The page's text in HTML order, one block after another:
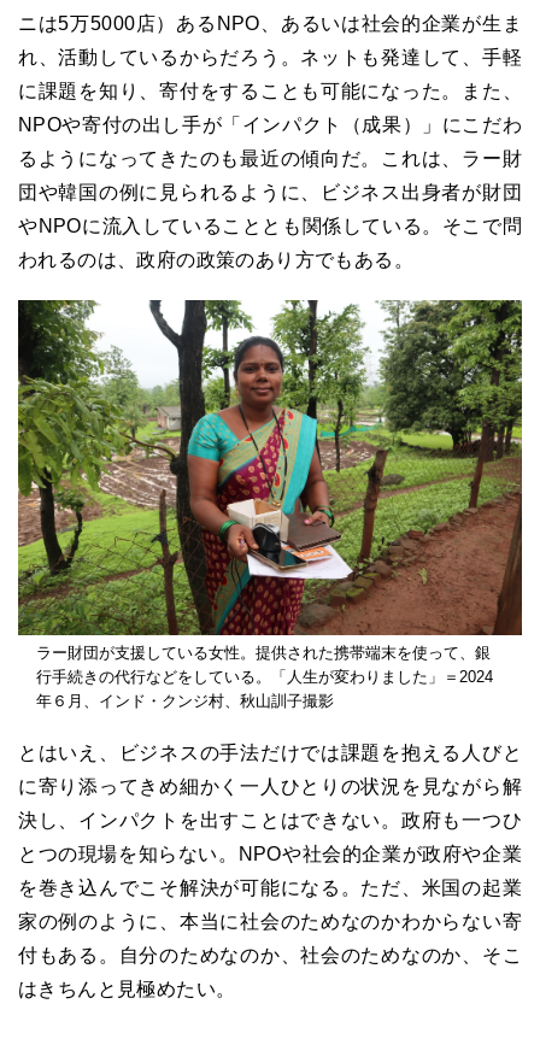
ニは5万5000店）あるNPO、あるいは社会的企業が生ま
れ、活動しているからだろう。ネットも発達して、手軽
に課題を知り、寄付をすることも可能になった。また、
NPOや寄付の出し手が「インパクト（成果）」にこだわ
るようになってきたのも最近の傾向だ。これは、ラー財
団や韓国の例に見られるように、ビジネス出身者が財団
やNPOに流入していることとも関係している。そこで問
われるのは、政府の政策のあり方でもある。
ラー財団が支援している女性。提供された携帯端末を使って、銀
行手続きの代行などをしている。「人生が変わりました」＝2024
年６月、インド・クンジ村、秋山訓子撮影
とはいえ、ビジネスの手法だけでは課題を抱える人びと
に寄り添ってきめ細かく一人ひとりの状況を見ながら解
決し、インパクトを出すことはできない。政府も一つひ
とつの現場を知らない。NPOや社会的企業が政府や企業
を巻き込んでこそ解決が可能になる。ただ、米国の起業
家の例のように、本当に社会のためなのかわからない寄
付もある。自分のためなのか、社会のためなのか、そこ
はきちんと見極めたい。